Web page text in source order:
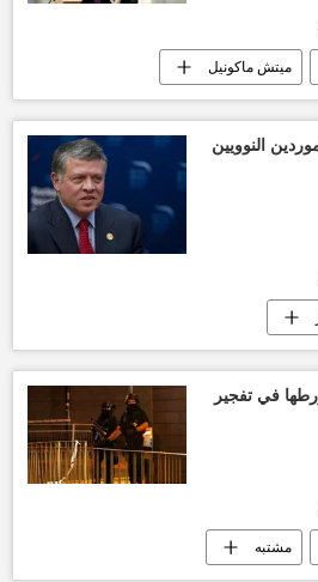
ميتش ماكونيل
تصريحات
المتحدة الأمريكية
النوويين
نووي
في تفجير
مشتبه